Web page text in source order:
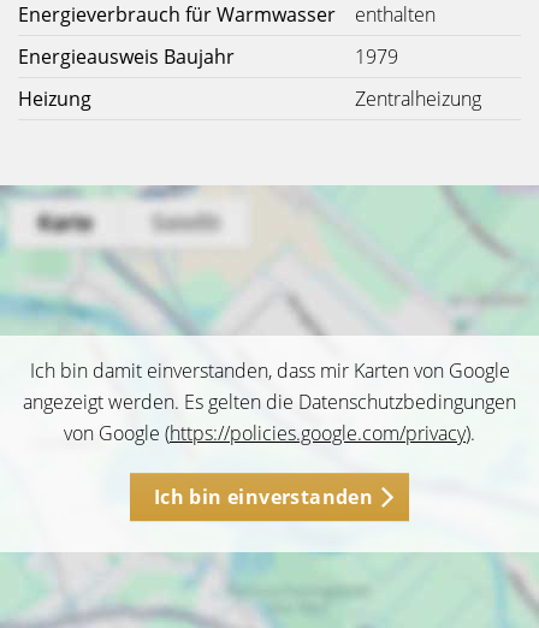
Energieverbrauch für Warmwasser
enthalten
Energieausweis Baujahr
1979
Heizung
Zentralheizung
Ich bin damit einverstanden, dass mir Karten von Google
angezeigt werden. Es gelten die Datenschutzbedingungen
von Google (https://policies.google.com/privacy).
Ich bin einverstanden